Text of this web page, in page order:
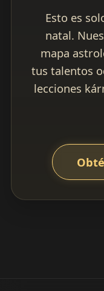
Esto es
natal.
mapa
tus talentos
lecciones